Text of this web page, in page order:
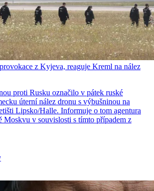
z Kyjeva, reaguje Kreml na nález
proti Rusku označilo v pátek ruské
úterní nález dronu s výbušninou na
Lipsko/Halle. Informuje o tom agentura
v souvislosti s tímto případem z